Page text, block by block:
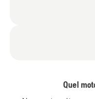
Quel